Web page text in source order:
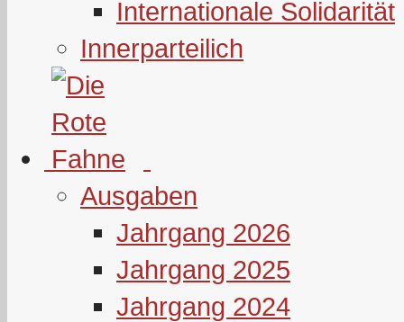
Internationale Solidarität
Innerparteilich
Ausgaben
Jahrgang 2026
Jahrgang 2025
Jahrgang 2024